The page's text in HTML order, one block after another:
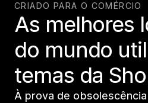
CRIADO PARA O COMÉRCIO
As melhores
do mundo
temas da
À prova de obsolescência